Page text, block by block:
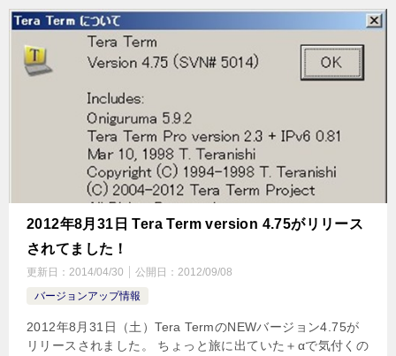
2012年8月31日 Tera Term version 4.75がリリース
されてました！
更新日： 2014/04/30 公開日： 2012/09/08
バージョンアップ情報
2012年8月31日（土）Tera TermのNEWバージョン4.75が
リリースされました。 ちょっと旅に出ていた＋αで気付くの